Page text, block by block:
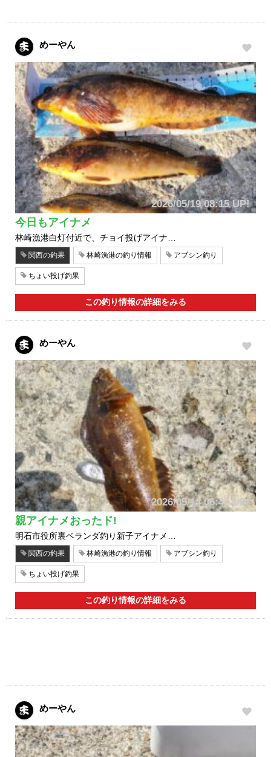
めーやん
2026/05/19 08:15 UP!
今日もアイナメ
林崎漁港白灯付近で、チョイ投げアイナ…
関西の釣果 林崎漁港の釣り情報 アブシン釣り
ちょい投げ釣果
この釣り情報の詳細をみる
めーやん
2026/05/14 06:47 UP!
親アイナメおったド!
明石市役所裏ベランダ釣り新子アイナメ…
関西の釣果 林崎漁港の釣り情報 アブシン釣り
ちょい投げ釣果
この釣り情報の詳細をみる
めーやん